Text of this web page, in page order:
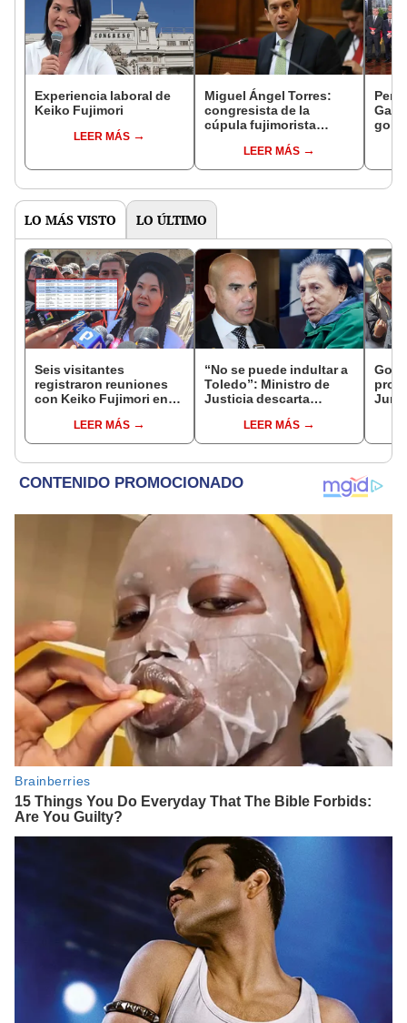
Experiencia laboral de
Keiko Fujimori
LEER MÁS
Miguel Ángel Torres:
congresista de la
cúpula fujimorista
del SenadoLEER MÁS
LO MÁS VISTO LO ÚLTIMO
Seis visitantes
registraron reuniones
con Keiko Fujimori en
presidenta se
encontraba en Junín
LEER MÁS
“No se puede indultar a
Toledo”: Ministro de
Justicia descarta
exmandatario
LEER MÁS